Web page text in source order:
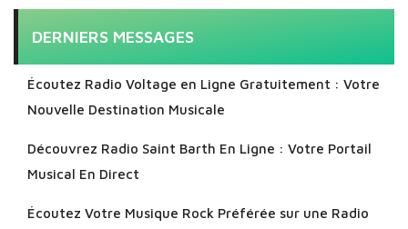
DERNIERS MESSAGES
Écoutez Radio Voltage en Ligne Gratuitement : Votre
Nouvelle Destination Musicale
Découvrez Radio Saint Barth En Ligne : Votre Portail
Musical En Direct
Écoutez Votre Musique Rock Préférée sur une Radio